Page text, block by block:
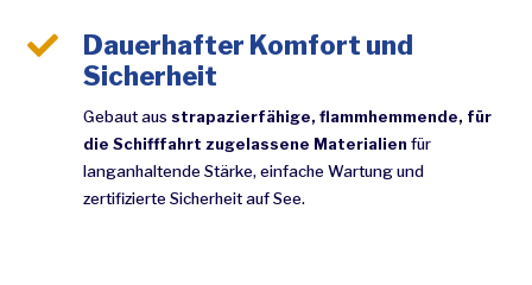

Dauerhafter Komfort und
Sicherheit
Gebaut aus strapazierfähige, flammhemmende, für
die Schifffahrt zugelassene Materialien für
langanhaltende Stärke, einfache Wartung und
zertifizierte Sicherheit auf See.